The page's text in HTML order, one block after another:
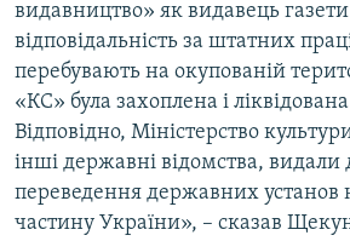
видавництво» як видавець
відповідальність за штатних
перебувають на окупованій
«КС» була захоплена і
Відповідно, Міністерство
інші державні відомства,
переведення державних установ
частину України», – сказав